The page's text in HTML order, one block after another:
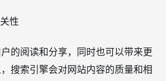
性
的阅读和分享，同时也可以带来更
搜索引擎会对网站内容的质量和相